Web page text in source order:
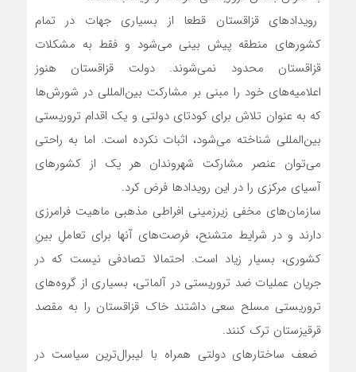
رویدادهای قزاقستان قطعا از بسیاری جهات در تمام
کشورهای منطقه پیش بینی می‌شود و فقط به مشکلات
قزاقستان محدود نمی‌شوند. دولت قزاقستان هنوز
اعلامیه‌های خود را مبنی بر مشارکت بین‌المللی در شورش‌ها
که به عنوان تلاش برای کودتای دولتی و یک اقدام تروریستی
بین‌المللی شناخته می‌شود، اثبات نکرده است. اما به راحتی
می‌توان عنصر مشارکت شهروندان هر یک از کشورهای
آسیای مرکزی را در این رویدادها فرض کرد.
سازمان‌های مخفی زیرزمینی افراطی مذهبی ماهیت فرامرزی
دارند و در شرایط متشنح، فرصت‌های آنها برای تعاملِ بینِ
کشوری، بسیار زیاد است. احتمالا تصادفی نیست که در
جریان عملیات ضد تروریستی در آلماتی، بسیاری از گروه‌های
تروریستی مسلح سعی داشتند خاک قزاقستان را به مقصد
قرقیزستان ترک کنند.
ضعف ساختارهای دولتی همراه با لیبرال‌ترین سیاست در